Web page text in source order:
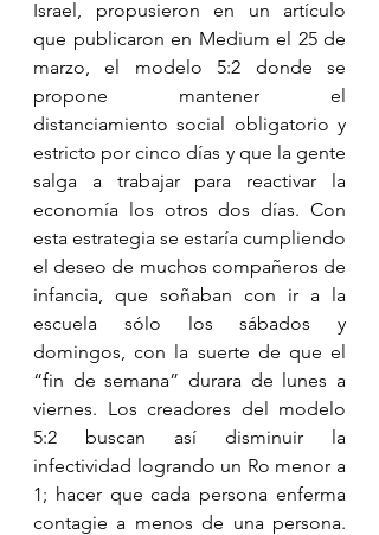
Israel, propusieron en un artículo
que publicaron en Medium el 25 de
marzo, el modelo 5:2 donde se
propone mantener el
distanciamiento social obligatorio y
estricto por cinco días y que la gente
salga a trabajar para reactivar la
economía los otros dos días. Con
esta estrategia se estaría cumpliendo
el deseo de muchos compañeros de
infancia, que soñaban con ir a la
escuela sólo los sábados y
domingos, con la suerte de que el
“fin de semana” durara de lunes a
viernes. Los creadores del modelo
5:2 buscan así disminuir la
infectividad logrando un Ro menor a
1; hacer que cada persona enferma
contagie a menos de una persona.